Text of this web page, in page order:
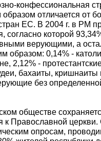
конфессиональная
отличается от
ЕС. В 2004 г. в РМ
согласно которой
верующими, а
образом: 0,14% -
2,12% -
бахаиты,
без
обществе
к Православной
опросам,